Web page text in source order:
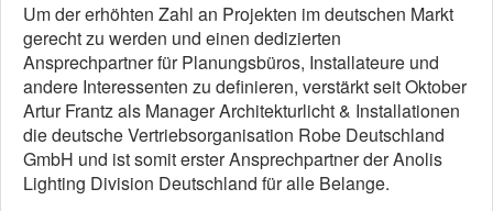
Um der erhöhten Zahl an Projekten im deutschen Markt
gerecht zu werden und einen dedizierten
Ansprechpartner für Planungsbüros, Installateure und
andere Interessenten zu definieren, verstärkt seit Oktober
Artur Frantz als Manager Architekturlicht & Installationen
die deutsche Vertriebsorganisation Robe Deutschland
GmbH und ist somit erster Ansprechpartner der Anolis
Lighting Division Deutschland für alle Belange.